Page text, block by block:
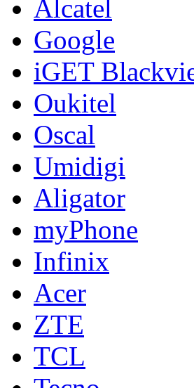
Alcatel
Google
iGET
Oukitel
Oscal
Umidigi
Aligator
myPhone
Infinix
Acer
ZTE
TCL